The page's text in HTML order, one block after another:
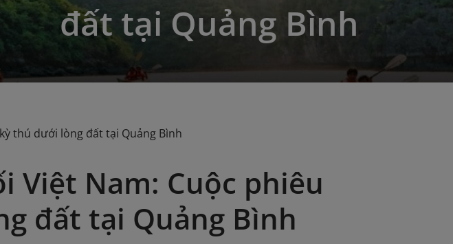
đất tại Quảng Bình
thú dưới lòng đất tại Quảng Bình
Việt Nam: Cuộc phiêu
đất tại Quảng Bình